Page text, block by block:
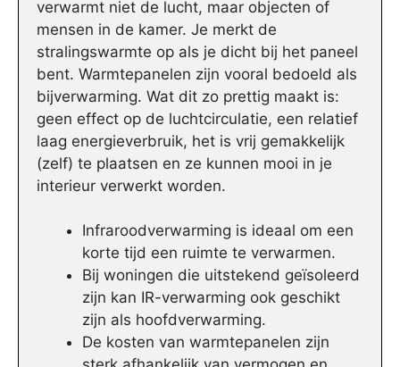
verwarmt niet de lucht, maar objecten of
mensen in de kamer. Je merkt de
stralingswarmte op als je dicht bij het paneel
bent. Warmtepanelen zijn vooral bedoeld als
bijverwarming. Wat dit zo prettig maakt is:
geen effect op de luchtcirculatie, een relatief
laag energieverbruik, het is vrij gemakkelijk
(zelf) te plaatsen en ze kunnen mooi in je
interieur verwerkt worden.
Infraroodverwarming is ideaal om een
korte tijd een ruimte te verwarmen.
Bij woningen die uitstekend geïsoleerd
zijn kan IR-verwarming ook geschikt
zijn als hoofdverwarming.
De kosten van warmtepanelen zijn